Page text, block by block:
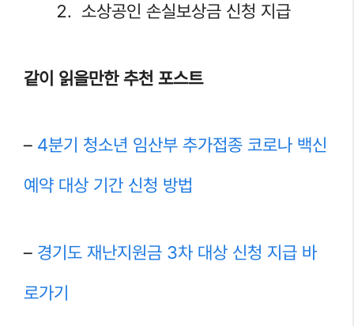
소상공인 손실보상금 신청 지급
같이 읽을만한 추천 포스트
– 4분기 청소년 임산부 추가접종 코로나 백신
예약 대상 기간 신청 방법
– 경기도 재난지원금 3차 대상 신청 지급 바
로가기